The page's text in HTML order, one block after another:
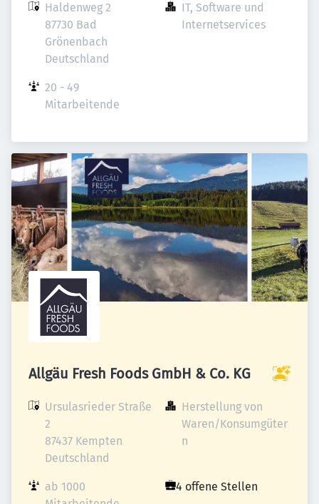
Haldenweg 2
87730 Bad
Grönenbach
Deutschland
IT, Software und
Internetservices
20 - 49
Mitarbeitende
Allgäu Fresh Foods GmbH & Co. KG
Ursulasrieder Straße
2
87437 Kempten
Deutschland
Herstellung von
Waren/Konsumgüter
n
ab 1000
4 offene Stellen